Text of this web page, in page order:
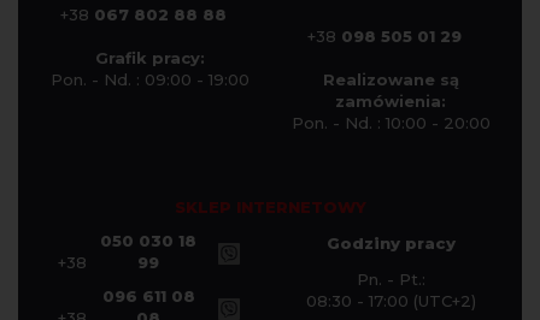
+38 067 802 88 88
Grafik pracy:
Pon. - Nd. : 09:00 - 19:00
+38 098 505 01 29
Realizowane są
zamówienia:
Pon. - Nd. : 10:00 - 20:00
SKLEP INTERNETOWY
+38
050 030 18
99
096 611 08
Godziny pracy
Pn. - Pt.:
08:30 - 17:00 (UTC+2)